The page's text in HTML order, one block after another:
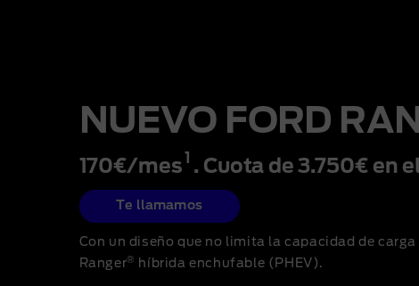
NUEVO FORD
170€/mes 1 . Cuota de 3.750€ en
Te llamamos
Con un diseño que no limita la capacidad de
Ranger® híbrida enchufable (PHEV).